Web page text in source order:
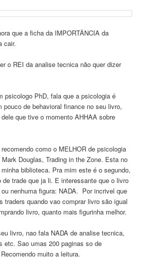
que a ficha da IMPORTÂNCIA da
cair.
o REI da analise tecnica não quer dizer
psicologo PhD, fala que a psicologia é
pouco de behavioral finance no seu livro,
que tive o momento AHHAA sobre
como o MELHOR de psicologia
Douglas, Trading in the Zone. Esta no
biblioteca. Pra mim este é o segundo,
de trade que ja li. E interessante que o livro
nenhuma figura: NADA. Por incrivel que
traders quando vao comprar livro são igual
livro, quanto mais figurinha melhor.
livro, nao fala NADA de analise tecnica,
etc. Sao umas 200 paginas so de
muito a leitura.